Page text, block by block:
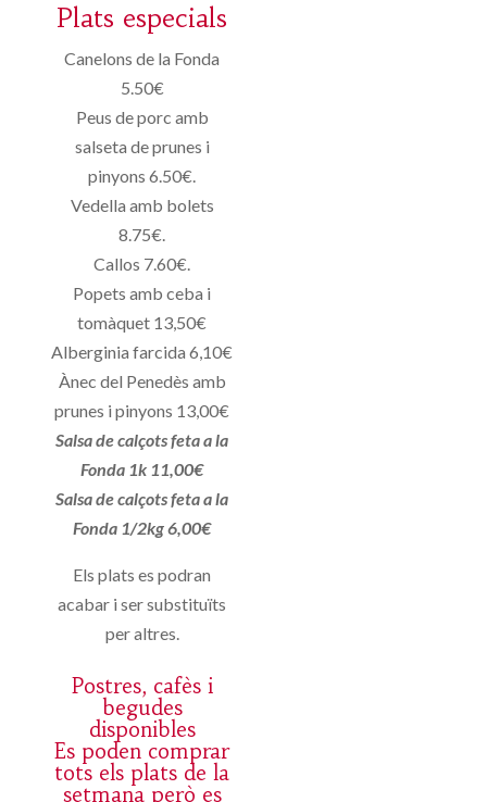
Plats especials
Canelons de la Fonda
5.50€
Peus de porc amb
salseta de prunes i
pinyons 6.50€.
Vedella amb bolets
8.75€.
Callos 7.60€.
Popets amb ceba i
tomàquet 13,50€
Alberginia farcida 6,10€
Ànec del Penedès amb
prunes i pinyons 13,00€
Salsa de calçots feta a la
Fonda 1k 11,00€
Salsa de calçots feta a la
Fonda 1/2kg 6,00€
Els plats es podran
acabar i ser substituïts
per altres.
Postres, cafès i
begudes
disponibles
Es poden comprar
tots els plats de la
setmana però es